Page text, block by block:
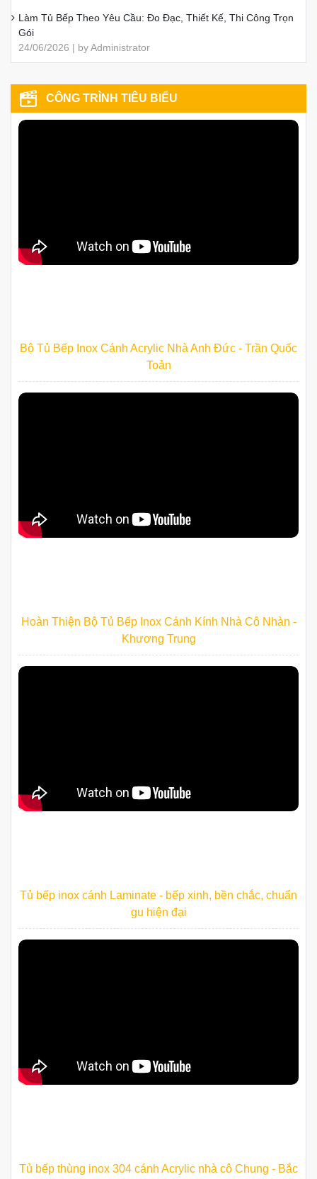
Làm Tủ Bếp Theo Yêu Cầu: Đo Đạc, Thiết Kế, Thi Công Trọn
Gói
24/06/2026 | by Administrator
CÔNG TRÌNH TIÊU BIỂU
Bộ Tủ Bếp Inox Cánh Acrylic Nhà Anh Đức - Trần Quốc
Toản
Hoàn Thiện Bộ Tủ Bếp Inox Cánh Kính Nhà Cô Nhàn -
Khương Trung
Tủ bếp inox cánh Laminate - bếp xinh, bền chắc, chuẩn
gu hiện đại
Tủ bếp thùng inox 304 cánh Acrylic nhà cô Chung - Bắc